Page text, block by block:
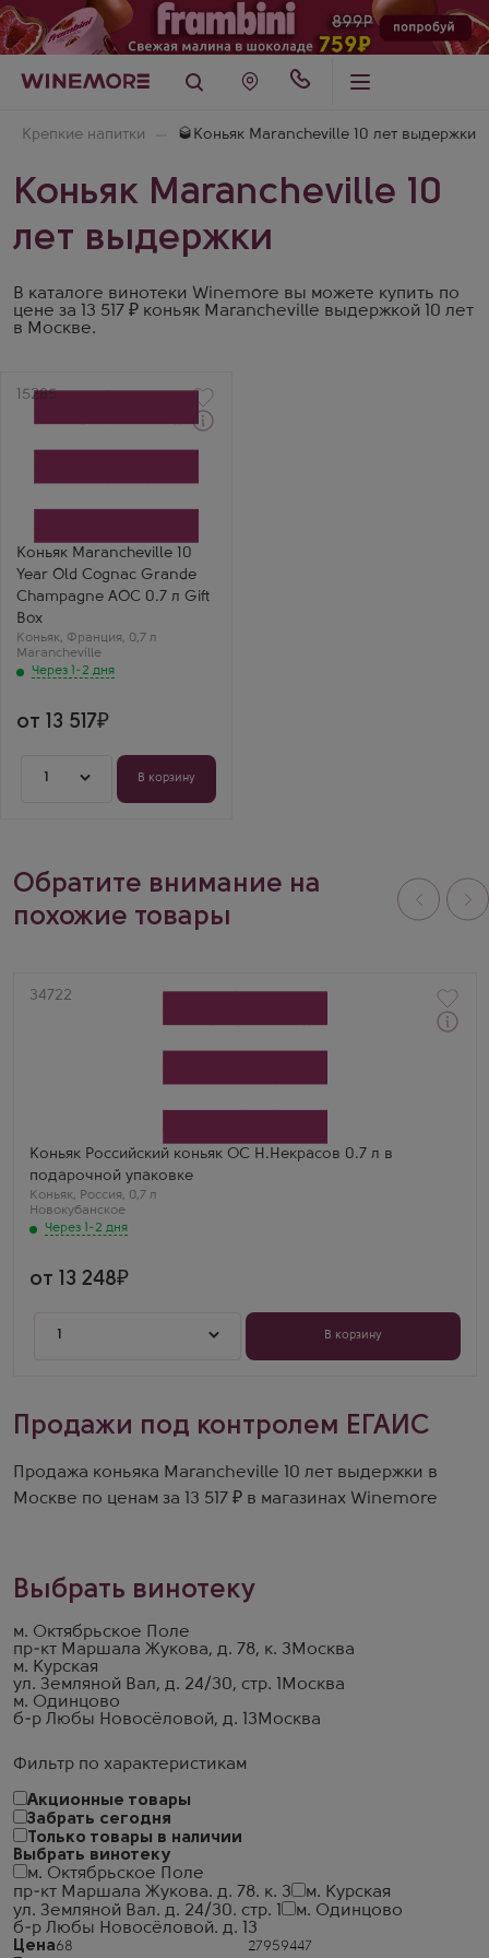
Крепкие напитки 🥃Коньяк Marancheville 10 лет выдержки
Коньяк Marancheville 10
лет выдержки
В каталоге винотеки Winemore вы можете купить по
цене за 13 517 ₽ коньяк Marancheville выдержкой 10 лет
в Москве.
Фильтр по характеристикам
Акционные товары
Забрать сегодня
Только товары в наличии
Выбрать винотеку
м. Октябрьское Поле
пр-кт Маршала Жукова. д. 78. к. 3
м. Курская
ул. Земляной Вал. д. 24/30. стр. 1
м. Одинцово
б-р Любы Новосёловой. д. 13
Цена
Артикул
15285
Коньяк Marancheville 10
Year Old Cognac Grande
Champagne AOC 0.7 л Gift
Box
Коньяк, Франция, 0,7 л
Marancheville
Через 1-2 дня
Коньяк Гранд Шампань
Marancheville
Регион
Гранд Шампань, Коньяк
Выдержка
10 лет
от 13 517
1 В корзину
Обратите внимание на
похожие товары
Артикул
34722
Коньяк Российский коньяк ОС Н.Некрасов 0.7 л в
подарочной упаковке
Коньяк, Россия, 0,7 л
Новокубанское
Через 1-2 дня
от 13 248
1 В корзину
Продажи под контролем ЕГАИС
Продажа коньяка Marancheville 10 лет выдержки в
Москве по ценам за 13 517 ₽ в магазинах Winemore
Выбрать винотеку
м. Октябрьское Поле
пр-кт Маршала Жукова, д. 78, к. 3 Москва
м. Курская
ул. Земляной Вал, д. 24/30, стр. 1
Москва
м. Одинцово
б-р Любы Новосёловой, д. 13 Москва